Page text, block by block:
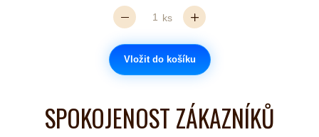
ks
Vložit do košíku
SPOKOJENOST ZÁKAZNÍKŮ